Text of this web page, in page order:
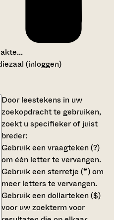
(inloggen)
Door leestekens in uw
zoekopdracht te gebruiken,
zoekt u specifieker of juist
breder:
Gebruik eenvraagteken (?)
om één letter te vervangen.
Gebruik eensterretje (*)om
meer letters te vervangen.
Gebruik eendollarteken ($)
voor uw zoekterm voor